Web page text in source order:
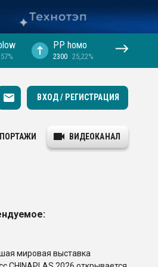
PP hомо
2300 25,22%
ВХОД / РЕГИСТРАЦИЯ
ВИДЕОКАНАЛ
мировая выставка